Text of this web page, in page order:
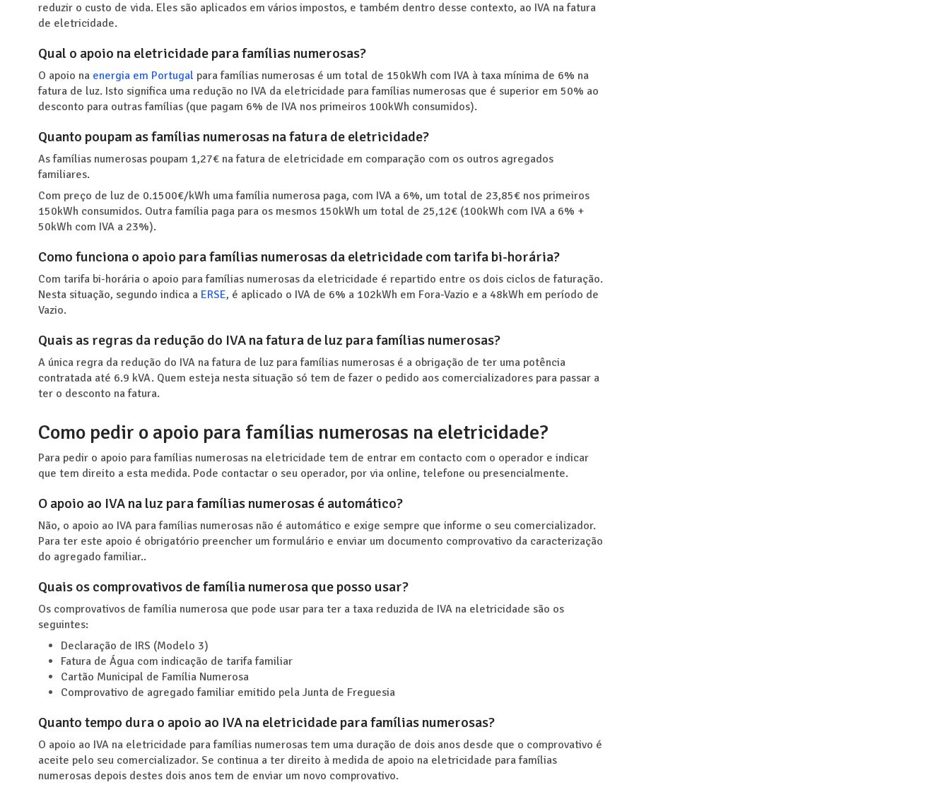
reduzir o custo de vida. Eles são aplicados em vários impostos, e também dentro desse contexto, ao IVA na fatura
de eletricidade.
Qual o apoio na eletricidade para famílias numerosas?
O apoio na energia em Portugal para famílias numerosas é um total de 150kWh com IVA à taxa mínima de 6% na
fatura de luz. Isto significa uma redução no IVA da eletricidade para famílias numerosas que é superior em 50% ao
desconto para outras famílias (que pagam 6% de IVA nos primeiros 100kWh consumidos).
Quanto poupam as famílias numerosas na fatura de eletricidade?
As famílias numerosas poupam 1,27€ na fatura de eletricidade em comparação com os outros agregados
familiares.
Com preço de luz de 0.1500€/kWh uma família numerosa paga, com IVA a 6%, um total de 23,85€ nos primeiros
150kWh consumidos. Outra família paga para os mesmos 150kWh um total de 25,12€ (100kWh com IVA a 6% +
50kWh com IVA a 23%).
Como funciona o apoio para famílias numerosas da eletricidade com tarifa bi-horária?
Com tarifa bi-horária o apoio para famílias numerosas da eletricidade é repartido entre os dois ciclos de faturação.
Nesta situação, segundo indica a ERSE, é aplicado o IVA de 6% a 102kWh em Fora-Vazio e a 48kWh em período de
Vazio.
Quais as regras da redução do IVA na fatura de luz para famílias numerosas?
A única regra da redução do IVA na fatura de luz para famílias numerosas é a obrigação de ter uma potência
contratada até 6.9 kVA. Quem esteja nesta situação só tem de fazer o pedido aos comercializadores para passar a
ter o desconto na fatura.
Como pedir o apoio para famílias numerosas na eletricidade?
Para pedir o apoio para famílias numerosas na eletricidade tem de entrar em contacto com o operador e indicar
que tem direito a esta medida. Pode contactar o seu operador, por via online, telefone ou presencialmente.
O apoio ao IVA na luz para famílias numerosas é automático?
Não, o apoio ao IVA para famílias numerosas não é automático e exige sempre que informe o seu comercializador.
Para ter este apoio é obrigatório preencher um formulário e enviar um documento comprovativo da caracterização
do agregado familiar..
Quais os comprovativos de família numerosa que posso usar?
Os comprovativos de família numerosa que pode usar para ter a taxa reduzida de IVA na eletricidade são os
seguintes:
Declaração de IRS (Modelo 3)
Fatura de Água com indicação de tarifa familiar
Cartão Municipal de Família Numerosa
Comprovativo de agregado familiar emitido pela Junta de Freguesia
Quanto tempo dura o apoio ao IVA na eletricidade para famílias numerosas?
O apoio ao IVA na eletricidade para famílias numerosas tem uma duração de dois anos desde que o comprovativo é
aceite pelo seu comercializador. Se continua a ter direito à medida de apoio na eletricidade para famílias
numerosas depois destes dois anos tem de enviar um novo comprovativo.